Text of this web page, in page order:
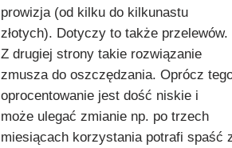
prowizja (od kilku do kilkunastu
złotych). Dotyczy to także przelewów.
Z drugiej strony takie rozwiązanie
zmusza do oszczędzania. Oprócz
oprocentowanie jest dość niskie i
może ulegać zmianie np. po trzech
miesiącach korzystania potrafi spaść